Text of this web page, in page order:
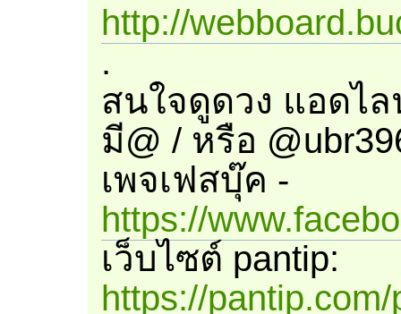
http://
.
สนใจดูดวง แอดไ
มี@ / หรือ
เพจเฟสบุ๊ค -
https://
เว็บไซต์ pantip:
https://